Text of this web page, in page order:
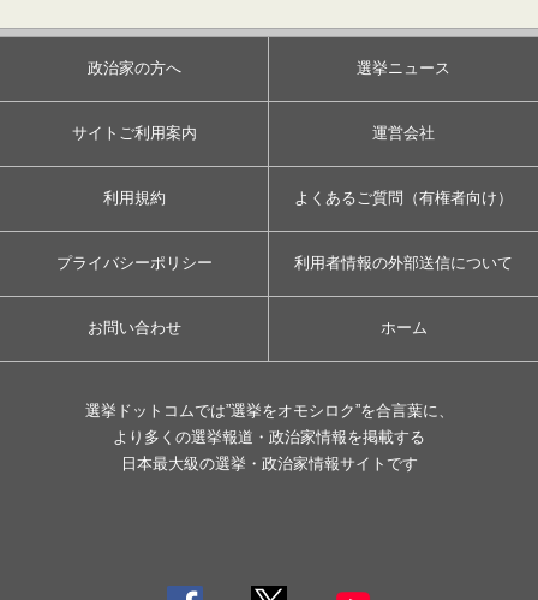
政治家の方へ 選挙ニュース
サイトご利用案内 運営会社
利用規約 よくあるご質問（有権者向け）
プライバシーポリシー 利用者情報の外部送信について
お問い合わせ ホーム
選挙ドットコムでは”選挙をオモシロク”を合言葉に、
より多くの選挙報道・政治家情報を掲載する
日本最大級の選挙・政治家情報サイトです